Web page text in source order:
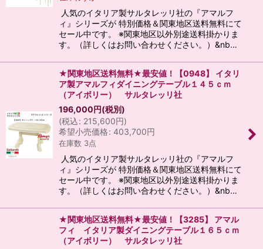
人気のイタリア製サルタレッリ社の『アマルフ
ィ』シリーズが 特別価格＆関東地区送料無料にて
セール中です。 ※関東地区以外別途送料掛かりま
す。（詳しくはお問い合わせください。）&nb…
★関東地区送料無料★最安値！【0948】 イタリ
ア製アマルフィダイニングテーブル１４５ｃｍ
（アイボリー） サルタレッリ社
196,000円(税別)
(税込: 215,600円)
希望小売価格: 403,700円
在庫数 3点
人気のイタリア製サルタレッリ社の『アマルフ
ィ』シリーズが 特別価格＆関東地区送料無料にて
セール中です。 ※関東地区以外別途送料掛かりま
す。（詳しくはお問い合わせください。）&nb…
★関東地区送料無料★最安値！【3285】 アマル
フィ イタリア製ダイニングテーブル１６５ｃｍ
（アイボリー） サルタレッリ社